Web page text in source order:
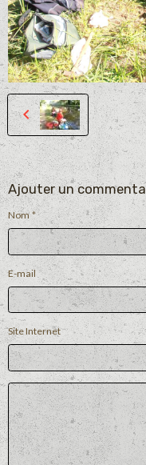
Ajouter un
Nom
E-mail
Site Internet